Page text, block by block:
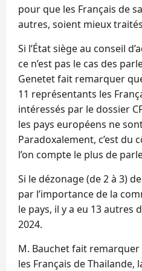
pour que les Français de
autres, soient mieux traités
Si l’État siège au conseil
ce n’est pas le cas des
Genetet fait remarquer
11 représentants les
intéressés par le dossier
les pays européens ne
Paradoxalement, c’est du
l’on compte le plus de
Si le dézonage (de 2 à 3)
par l’importance de la
le pays, il y a eu 13 autres
2024.
M. Bauchet fait
les Français de Thailande,